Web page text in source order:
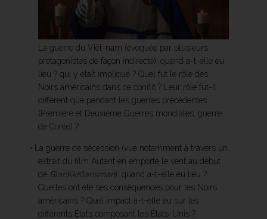
La guerre du Viêt-nam (évoquée par plusieurs
protagonistes de façon indirecte): quand a-t-elle eu
lieu ? qui y était impliqué ? Quel fut le rôle des
Noirs américains dans ce conflit ? Leur rôle fut-il
différent que pendant les guerres précédentes
(Première et Deuxième Guerres mondiales, guerre
de Corée) ?
• La guerre de sécession (vue notamment à travers un
extrait du film Autant en emporte le vent au début
de BlacKkKlansman): quand a-t-elle eu lieu ?
Quelles ont été ses conséquences pour les Noirs
américains ? Quel impact a-t-elle eu sur les
différents États composant les États-Unis ?